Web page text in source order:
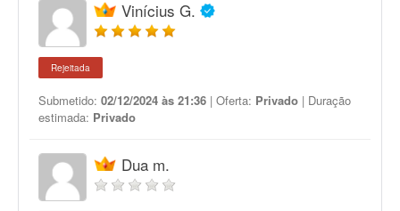
Vinícius G.
Rejeitada
Submetido: 02/12/2024 às 21:36 | Oferta: Privado | Duração
estimada: Privado
Dua m.